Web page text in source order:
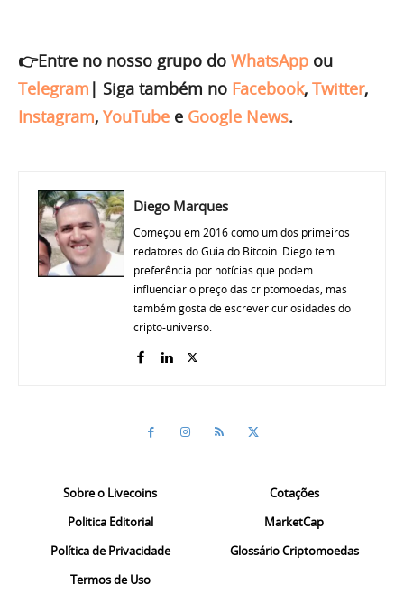
👉Entre no nosso grupo do WhatsApp ou
Telegram | Siga também no Facebook, Twitter,
Instagram, YouTube e Google News.
Diego Marques
Começou em 2016 como um dos primeiros
redatores do Guia do Bitcoin. Diego tem
preferência por notícias que podem
influenciar o preço das criptomoedas, mas
também gosta de escrever curiosidades do
cripto-universo.
Sobre o Livecoins
Politica Editorial
Política de Privacidade
Termos de Uso
Cotações
MarketCap
Glossário Criptomoedas